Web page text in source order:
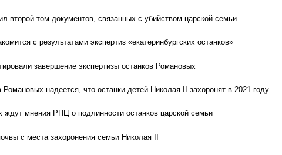
второй том документов, связанных с убийством царской семьи
с результатами экспертиз «екатеринбургских останков»
завершение экспертизы останков Романовых
надеется, что останки детей Николая II захоронят в 2021 году
мнения РПЦ о подлинности останков царской семьи
с места захоронения семьи Николая II